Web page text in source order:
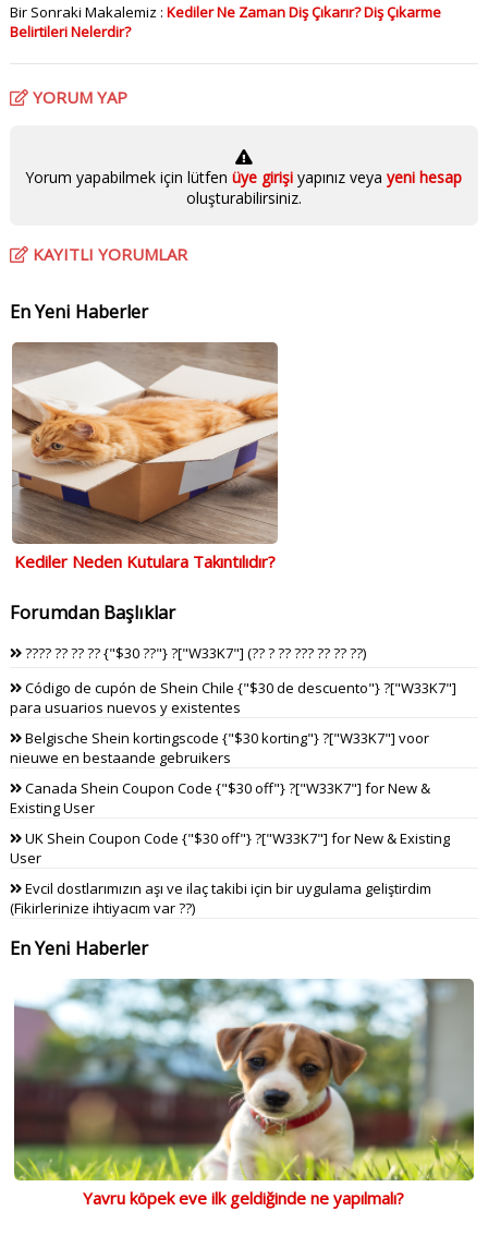
Bir Sonraki Makalemiz : Kediler Ne Zaman Diş Çıkarır? Diş Çıkarme
Belirtileri Nelerdir?
YORUM YAP
Yorum yapabilmek için lütfenüye girişiyapınız veya yeni hesap
oluşturabilirsiniz.
KAYITLI YORUMLAR
En Yeni Haberler
Kediler Neden Kutulara Takıntılıdır?
Forumdan Başlıklar
???? ?? ?? ?? {"$30 ??"} ?["W33K7"] (?? ? ?? ??? ?? ?? ??)
Código de cupón de Shein Chile {"$30 de descuento"} ?["W33K7"]
para usuarios nuevos y existentes
Belgische Shein kortingscode {"$30 korting"} ?["W33K7"] voor
nieuwe en bestaande gebruikers
Canada Shein Coupon Code {"$30 off"} ?["W33K7"] for New &
Existing User
UK Shein Coupon Code {"$30 off"} ?["W33K7"] for New & Existing
User
Evcil dostlarımızın aşı ve ilaç takibi için bir uygulama geliştirdim
(Fikirlerinize ihtiyacım var ??)
En Yeni Haberler
Yavru köpek eve ilk geldiğinde ne yapılmalı?